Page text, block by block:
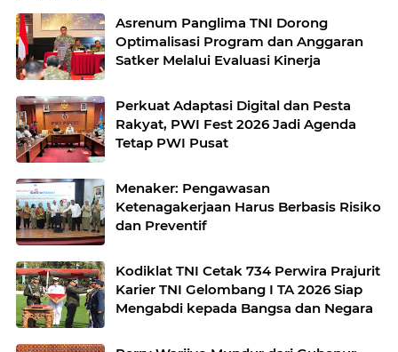
Asrenum Panglima TNI Dorong
Optimalisasi Program dan Anggaran
Satker Melalui Evaluasi Kinerja
Perkuat Adaptasi Digital dan Pesta
Rakyat, PWI Fest 2026 Jadi Agenda
Tetap PWI Pusat
Menaker: Pengawasan
Ketenagakerjaan Harus Berbasis Risiko
dan Preventif
Kodiklat TNI Cetak 734 Perwira Prajurit
Karier TNI Gelombang I TA 2026 Siap
Mengabdi kepada Bangsa dan Negara